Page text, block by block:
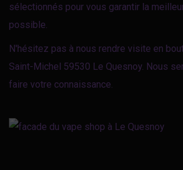
sélectionnés pour vous garantir la
possible.
N'hésitez pas à nous rendre visite en
Saint-Michel 59530 Le Quesnoy. Nous
faire votre connaissance.